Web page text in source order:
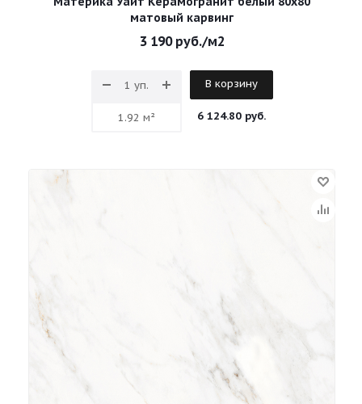
матовый карвинг
3 190руб./м2
В корзину
6 124.80 руб.